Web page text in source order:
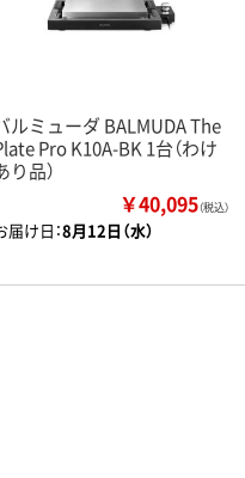
ルミューダ BALMUDA The
Pro K10A-BK 1台（わけ
り品）
￥40,095（税込）
届け日：8月12日（水）